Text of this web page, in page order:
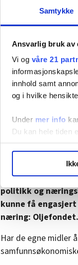
Samtykke
Ansvarlig bruk av
Vi og våre 21
innhold samt
og i hvilke
Under mer info
Du kan hele tiden
LO Medias
hvordan våre
annonsering.
Tross alt er etikk et
hvis midlene er på
Viktigst av alt er
sparemidler og
statsborgere vil
Mange av våre
sin sparekonto vil
deres langsiktige
om sin egen
Det er
politikk og
kunne få
næring: Oljefondet.
Har de egne midler